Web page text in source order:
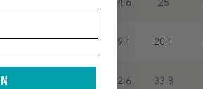
17,1 18,3 19,1 20,1
32,6 33,8